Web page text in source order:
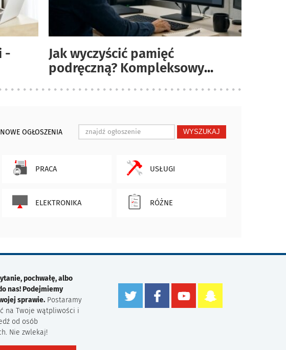
-
Jak wyczyścić pamięć
podręczną? Kompleksowy...
OGŁOSZENIA WYSZUKAJ
PRACA USŁUGI
ELEKTRONIKA RÓŻNE
pochwałę, albo
nas! Podejmiemy
sprawie. Postaramy
na Twoje wątpliwości i
od osób
Nie zwlekaj!